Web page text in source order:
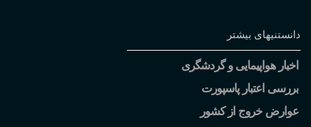
دانستنیهای بیشتر
اخبار هواپیمایی و گردشگری
بررسی اعتبار پاسپورت
عوارض خروج از کشور